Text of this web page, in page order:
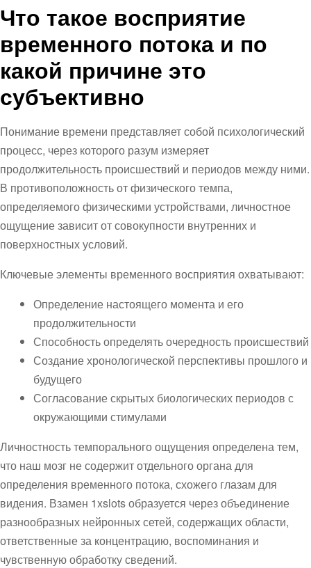
Что такое восприятие
временного потока и по
какой причине это
субъективно
Понимание времени представляет собой психологический
процесс, через которого разум измеряет
продолжительность происшествий и периодов между ними.
В противоположность от физического темпа,
определяемого физическими устройствами, личностное
ощущение зависит от совокупности внутренних и
поверхностных условий.
Ключевые элементы временного восприятия охватывают:
Определение настоящего момента и его
продолжительности
Способность определять очередность происшествий
Создание хронологической перспективы прошлого и
будущего
Согласование скрытых биологических периодов с
окружающими стимулами
Личностность темпорального ощущения определена тем,
что наш мозг не содержит отдельного органа для
определения временного потока, схожего глазам для
видения. Взамен 1xslots образуется через объединение
разнообразных нейронных сетей, содержащих области,
ответственные за концентрацию, воспоминания и
чувственную обработку сведений.